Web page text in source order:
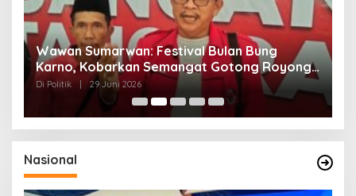
Wawan Sumarwan: Festival Bulan Bung
Karno, Kobarkan Semangat Gotong Royong
dan Kepedulian Sosial
Di Politik 29 Juni 2026
Nasional